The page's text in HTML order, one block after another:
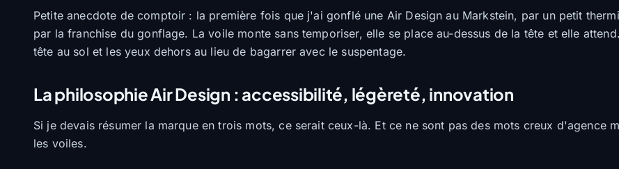
Petite anecdote de comptoir : la première fois que j'ai gonflé une Air Design au Markstein, par un petit
par la franchise du gonflage. La voile monte sans temporiser, elle se place au-dessus de la tête et elle
tête au sol et les yeux dehors au lieu de bagarrer avec le suspentage.
La philosophie Air Design : accessibilité, légèreté, innovation
Si je devais résumer la marque en trois mots, ce serait ceux-là. Et ce ne sont pas des mots creux d'agence
les voiles.